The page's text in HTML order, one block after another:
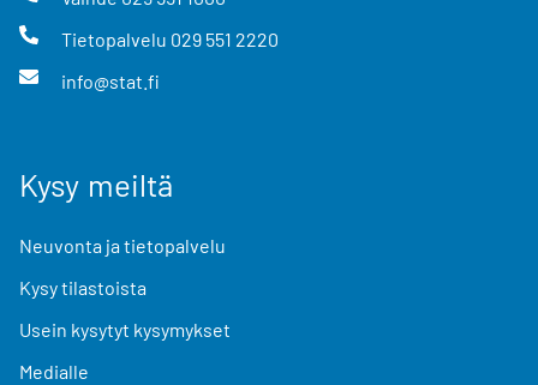
Tietopalvelu 029 551 2220
info@stat.fi
Kysy meiltä
Neuvonta ja tietopalvelu
Kysy tilastoista
Usein kysytyt kysymykset
Medialle